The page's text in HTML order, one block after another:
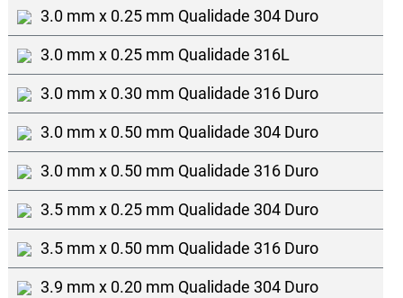
3.0 mm x 0.25 mm Qualidade 304 Duro
3.0 mm x 0.25 mm Qualidade 316L
3.0 mm x 0.30 mm Qualidade 316 Duro
3.0 mm x 0.50 mm Qualidade 304 Duro
3.0 mm x 0.50 mm Qualidade 316 Duro
3.5 mm x 0.25 mm Qualidade 304 Duro
3.5 mm x 0.50 mm Qualidade 316 Duro
3.9 mm x 0.20 mm Qualidade 304 Duro